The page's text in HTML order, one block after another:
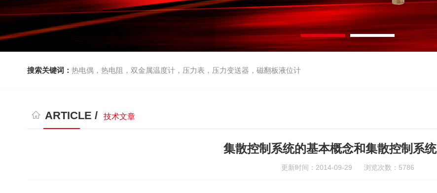
搜索关键词： 热电偶，热电阻，双金属温度计，压力表，压力变送器，磁翻板液位计
ARTICLE / 技术文章
集散控制系统的基本概念和集散控制系
更新时间：2014-09-29 浏览次数：5786